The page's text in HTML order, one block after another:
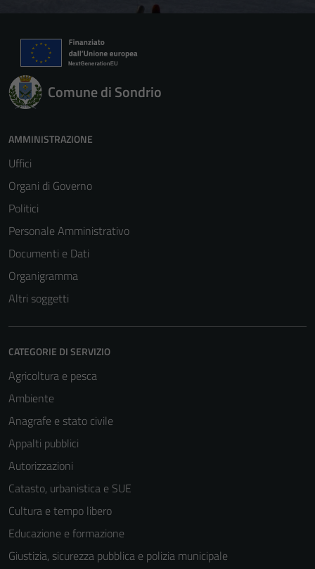
Comune di Sondrio
AMMINISTRAZIONE
Uffici
Organi di Governo
Politici
Personale Amministrativo
Documenti e Dati
Organigramma
Altri soggetti
CATEGORIE DI SERVIZIO
Agricoltura e pesca
Ambiente
Anagrafe e stato civile
Appalti pubblici
Autorizzazioni
Catasto, urbanistica e SUE
Cultura e tempo libero
Educazione e formazione
Giustizia, sicurezza pubblica e polizia municipale